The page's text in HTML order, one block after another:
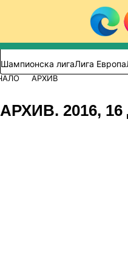
Към съдържанието
Шампионска лигаЛига Европа
АРХИВ
АРХИВ. 2016,